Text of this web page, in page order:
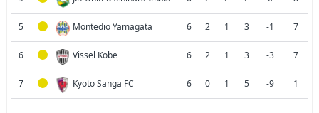
5 Montedio Yamagata 6 2 1 3 -1 7
6 Vissel Kobe 6 2 1 3 -3 7
7 Kyoto Sanga FC 6 0 1 5 -9 1